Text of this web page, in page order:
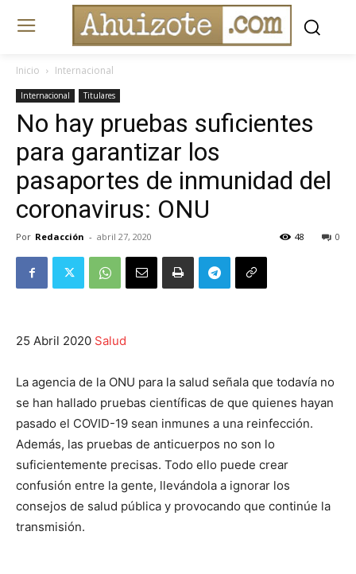
Inicio Internacional
Internacional Titulares
No hay pruebas suficientes
para garantizar los
pasaportes de inmunidad del
coronavirus: ONU
Por Redacción - abril 27, 2020 0
48
25 Abril 2020 Salud
La agencia de la ONU para la salud señala que todavía no
se han hallado pruebas científicas de que quienes hayan
pasado el COVID-19 sean inmunes a una reinfección.
Además, las pruebas de anticuerpos no son lo
suficientemente precisas. Todo ello puede crear
confusión entre la gente, llevándola a ignorar los
consejos de salud pública y provocando que continúe la
transmisión.